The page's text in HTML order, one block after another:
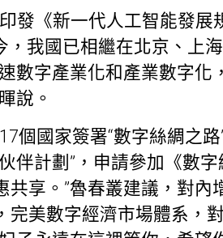
發《新一代人工智能發展
，我國已相繼在北京、上
數字產業化和產業數字
說。
個國家簽署“數字絲綢之
伴計劃”，申請參加《數
共享。”魯春叢建議，對
完美數字經濟市場體系，